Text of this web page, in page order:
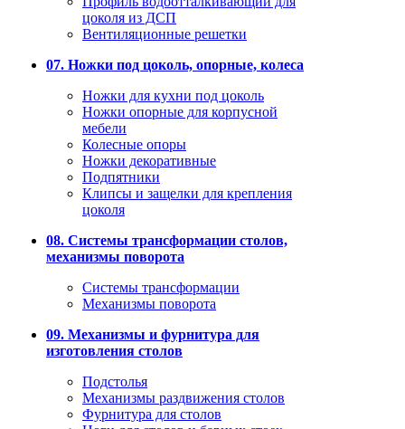
цоколя из ДСП
Вентиляционные решетки
07. Ножки под цоколь, опорные, колеса
Ножки для кухни под цоколь
Ножки опорные для корпусной
мебели
Колесные опоры
Ножки декоративные
Подпятники
Клипсы и защелки для крепления
цоколя
08. Системы трансформации столов,
механизмы поворота
Системы трансформации
Механизмы поворота
09. Механизмы и фурнитура для
изготовления столов
Подстолья
Механизмы раздвижения столов
Фурнитура для столов